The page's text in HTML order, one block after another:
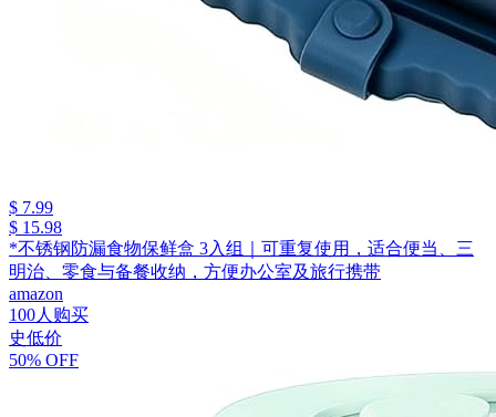
$ 7.99
$ 15.98
*不锈钢防漏食物保鲜盒 3入组｜可重复使用，适合便当、三
明治、零食与备餐收纳，方便办公室及旅行携带
amazon
100人购买
史低价
50% OFF